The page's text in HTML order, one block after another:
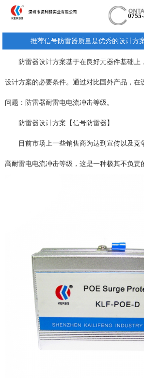
推荐信号防雷器质量是优秀的设计方
防雷器设计方案基于在良好元器件基础上
设计方案的必要条件。通过对比国外产品，在
问题：防雷器耐雷电电流冲击等级。
防雷器设计方案【信号防雷器】
目前市场上一些销售商为达到宣传以及竞
高耐雷电电流冲击等级，这是一种极其不负责